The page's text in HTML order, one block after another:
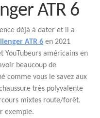
ATR 6
déjà à dater et il a
ATR 6 en 2021
YouTubeurs américains en
beaucoup de
comme vous le savez aux
très polyvalente
mixtes route/forêt.
exemple.